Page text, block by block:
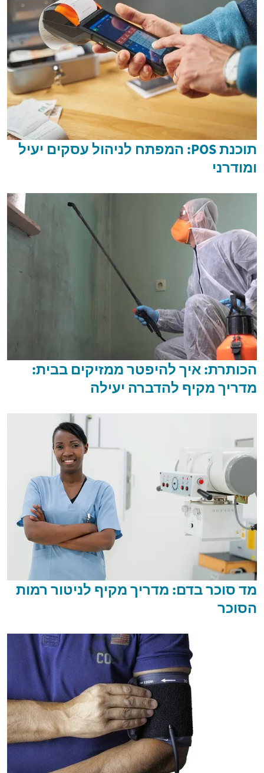
תוכנת POS: המפתח לניהול עסקים יעיל
ומודרני
הכותרת: איך להיפטר ממזיקים בבית:
מדריך מקיף להדברה יעילה
מד סוכר בדם: מדריך מקיף לניטור רמות
הסוכר